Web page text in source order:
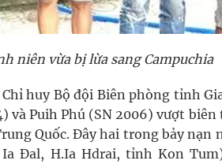
niên vừa bị lừa sang Campuchia
huy Bộ đội Biên phòng tỉnh
và Puih Phú (SN 2006) vượt
Quốc. Đây hai trong bảy nạn
Ia Đal, H.Ia Hdrai, tỉnh Kon